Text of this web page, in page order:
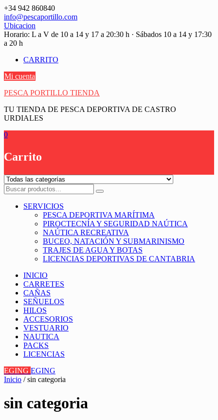
Saltar
contenido
+34 942 860840
info@pescaportillo.com
Ubicacion
Horario: L a V de 10 a 14 y 17 a 20:30 h · Sábados 10 a 14 y 17:30
a 20 h
CARRITO
Mi cuenta
PESCA PORTILLO TIENDA
TU TIENDA DE PESCA DEPORTIVA DE CASTRO
URDIALES
0
Carrito
SERVICIOS
PESCA DEPORTIVA MARÍTIMA
PIROCTECNÍA Y SEGURIDAD NAÚTICA
NAÚTICA RECREATIVA
BUCEO, NATACIÓN Y SUBMARINISMO
TRAJES DE AGUA Y BOTAS
LICENCIAS DEPORTIVAS DE CANTABRIA
INICIO
CARRETES
CAÑAS
SEÑUELOS
HILOS
ACCESORIOS
VESTUARIO
NAUTICA
PACKS
LICENCIAS
EGING EGING
Inicio / sin categoria
sin categoria